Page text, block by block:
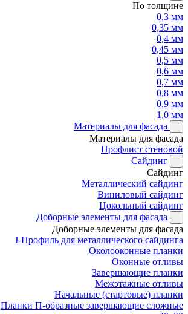
По толщине
0,3 мм
0,35 мм
0,4 мм
0,45 мм
0,5 мм
0,6 мм
0,7 мм
0,8 мм
0,9 мм
1,0 мм
Материалы для фасада
Материалы для фасада
Профлист стеновой
Сайдинг
Сайдинг
Металлический сайдинг
Виниловый сайдинг
Цокольный сайдинг
Доборные элементы для фасада
Доборные элементы для фасада
J-Профиль для металлического сайдинга
Околооконные планки
Оконные отливы
Завершающие планки
Межэтажные отливы
Начальные (стартовые) планки
Планки П-образные завершающие сложные